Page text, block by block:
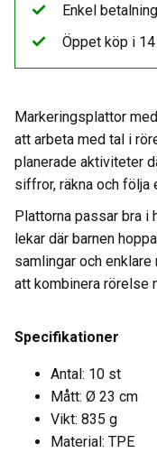
Markeringsplattor
att arbeta med tal i
planerade aktiviteter
siffror, räkna och följa
Plattorna passar bra i
lekar där barnen
samlingar och
att kombinera rörelse
Specifikationer
Antal: 10 st
Mått: Ø 23 cm
Vikt: 835 g
Material: TPE
Enkel betalning
Öppet köp i